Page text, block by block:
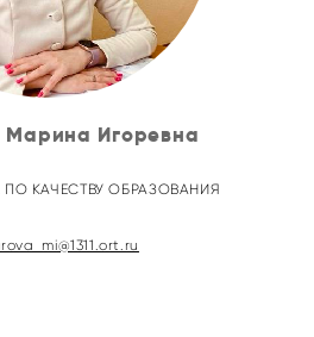
Марина Игоревна
ПО КАЧЕСТВУ ОБРАЗОВАНИЯ